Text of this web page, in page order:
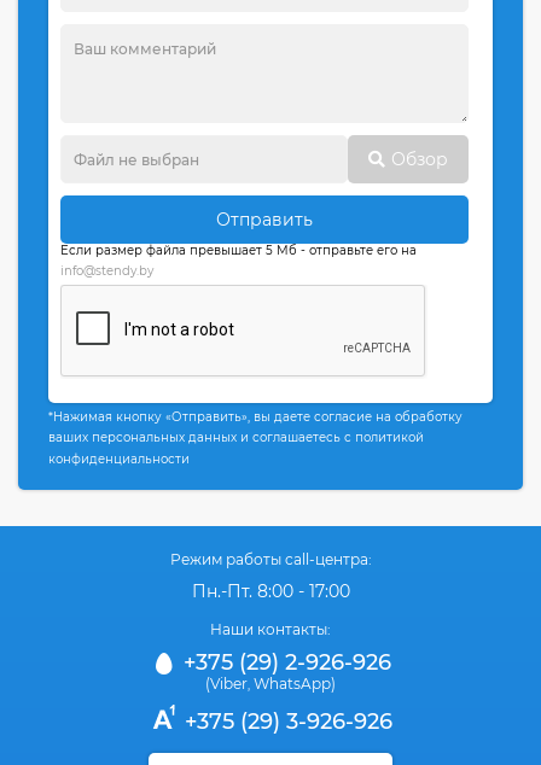
Обзор
Отправить
Если размер файла превышает 5 Мб - отправьте его на
info@stendy.by
*Нажимая кнопку «Отправить», вы даете согласие на обработку
ваших персональных данных и соглашаетесь с политикой
конфиденциальности
Режим работы call-центра:
Пн.-Пт. 8:00 - 17:00
Наши контакты:
+375 (29) 2-926-926
(Viber WhatsApp)
+375 (29) 3-926-926